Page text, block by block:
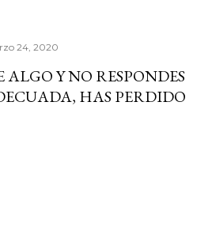
24, 2020
ALGO Y NO RESPONDES
HAS PERDIDO